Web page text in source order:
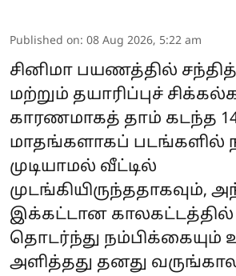
Published on: 08 Aug 2026, 5:22 am
சினிமா பயணத்தில்
மற்றும் தயாரிப்புச்
காரணமாகத் தாம் கடந்த
மாதங்களாகப் படங்களில்
முடியாமல் வீட்டில்
முடங்கியிருந்ததாகவும்,
இக்கட்டான
தொடர்ந்து நம்பிக்கையும்
அளித்தது தனது